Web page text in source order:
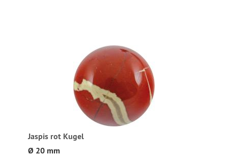
Jaspis rot Kugel
Ø 20 mm